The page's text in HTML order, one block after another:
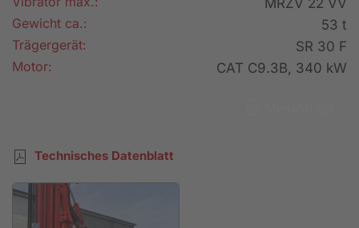
Gewicht ca.:
53 t
Trägergerät:
SR 30 F
Motor:
CAT C9.3B, 340 kW
Technisches Datenblatt